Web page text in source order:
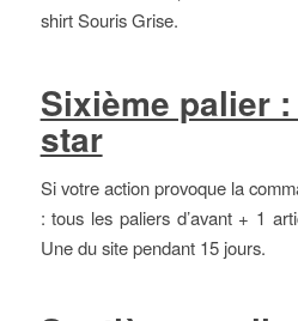
shirt Souris Grise.
Sixième palier
star
Si votre action provoque la
: tous les paliers d’avant + 1
Une du site pendant 15 jours.